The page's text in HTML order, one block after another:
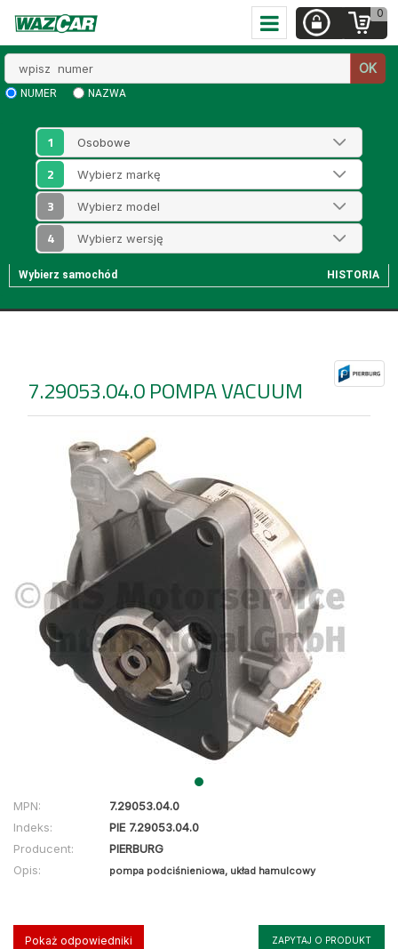
0
numer
OK
NUMER NAZWA
1
2
3
4
Wybierz samochód HISTORIA
7.29053.04.0POMPA VACUUM
MPN:
7.29053.04.0
Indeks:
PIE 7.29053.04.0
Producent:
PIERBURG
Opis:
pompa podciśnieniowa, układ hamulcowy
Pokaż odpowiedniki ZAPYTAJ O PRODUKT